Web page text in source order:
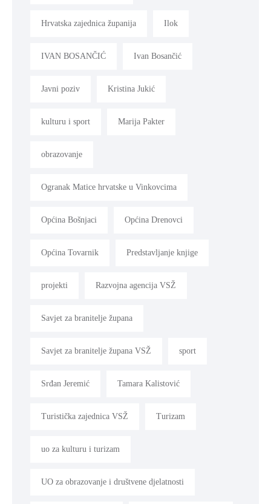
Hrvatska zajednica županija Ilok
IVAN BOSANČIĆ Ivan Bosančić
Javni poziv Kristina Jukić
kulturu i sport Marija Pakter
obrazovanje
Ogranak Matice hrvatske u Vinkovcima
Općina Bošnjaci Općina Drenovci
Općina Tovarnik Predstavljanje knjige
projekti Razvojna agencija VSŽ
Savjet za branitelje župana
Savjet za branitelje župana VSŽ sport
Srđan Jeremić Tamara Kalistović
Turistička zajednica VSŽ Turizam
uo za kulturu i turizam
UO za obrazovanje i društvene djelatnosti